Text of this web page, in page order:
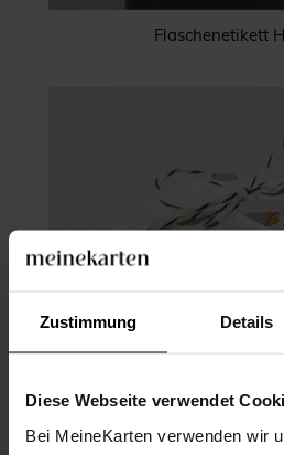
Zustimmung Details
Diese Webseite verwendet
Bei MeineKarten verwenden wir
Flaschenetikett